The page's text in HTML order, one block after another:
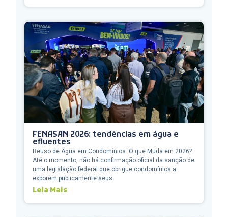
FENASAN 2026: tendências em água e
efluentes
Reuso de Água em Condomínios: O que Muda em 2026?
Até o momento, não há confirmação oficial da sanção de
uma legislação federal que obrigue condomínios a
exporem publicamente seus
Leia Mais